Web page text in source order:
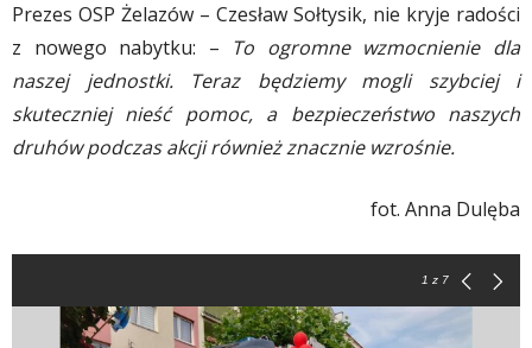
Prezes OSP Żelazów – Czesław Sołtysik, nie kryje radości
z nowego nabytku: – To ogromne wzmocnienie dla
naszej jednostki. Teraz będziemy mogli szybciej i
skuteczniej nieść pomoc, a bezpieczeństwo naszych
druhów podczas akcji również znacznie wzrośnie.
fot. Anna Dulęba
1 z 7